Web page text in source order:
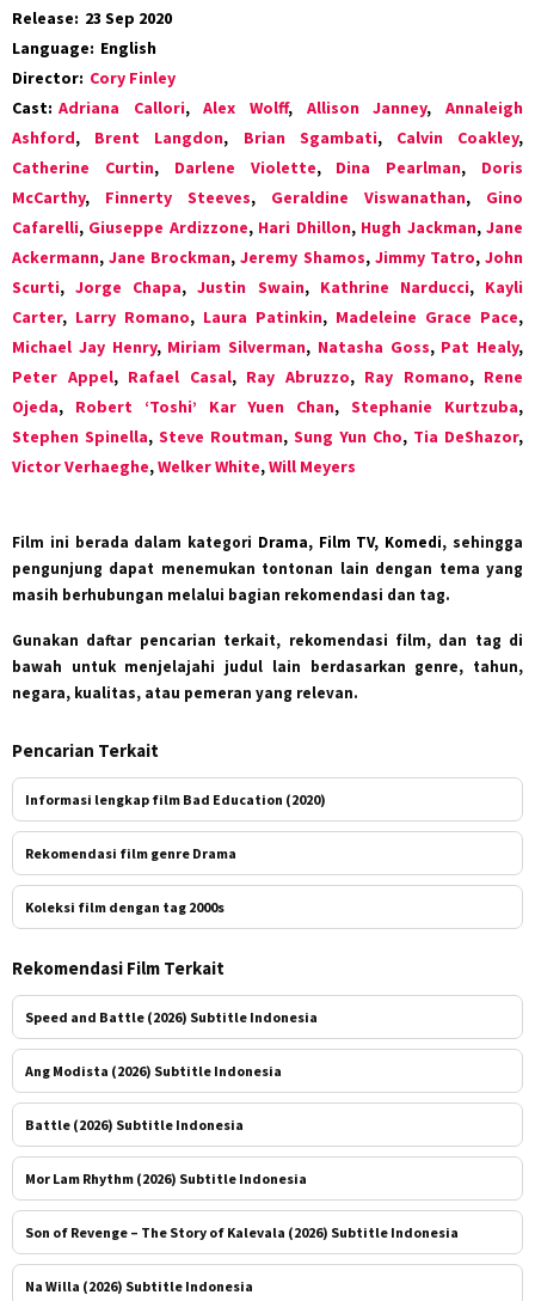
Release: 23 Sep 2020
Language: English
Director: Cory Finley
Cast: Adriana Callori,Alex Wolff, Allison Janney,Annaleigh
Ashford, Brent Langdon, Brian Sgambati, Calvin Coakley,
Catherine Curtin, Darlene Violette, Dina Pearlman, Doris
McCarthy, Finnerty Steeves, Geraldine Viswanathan, Gino
Cafarelli, Giuseppe Ardizzone, Hari Dhillon, Hugh Jackman,Jane
Ackermann,Jane Brockman,Jeremy Shamos, Jimmy Tatro,John
Scurti,Jorge Chapa,Justin Swain, Kathrine Narducci, Kayli
Carter, Larry Romano, Laura Patinkin, Madeleine Grace Pace,
Michael Jay Henry, Miriam Silverman, Natasha Goss, Pat Healy,
Peter Appel, Rafael Casal, Ray Abruzzo, Ray Romano, Rene
Ojeda, Robert ‘Toshi’ Kar Yuen Chan,Stephanie Kurtzuba,
Stephen Spinella, Steve Routman, Sung Yun Cho, Tia DeShazor,
Victor Verhaeghe,Welker White,Will Meyers
Film ini berada dalam kategori Drama, Film TV, Komedi, sehingga
pengunjung dapat menemukan tontonan lain dengan tema yang
masih berhubungan melalui bagian rekomendasi dan tag.
Gunakan daftar pencarian terkait, rekomendasi film, dan tag di
bawah untuk menjelajahi judul lain berdasarkan genre, tahun,
negara, kualitas, atau pemeran yang relevan.
Pencarian Terkait
Informasi lengkap film Bad Education (2020)
Rekomendasi film genre Drama
Koleksi film dengan tag 2000s
Rekomendasi Film Terkait
Speed and Battle (2026) Subtitle Indonesia
Ang Modista (2026) Subtitle Indonesia
Battle (2026) Subtitle Indonesia
Mor Lam Rhythm (2026) Subtitle Indonesia
Son of Revenge – The Story of Kalevala (2026) Subtitle Indonesia
Na Willa (2026) Subtitle Indonesia